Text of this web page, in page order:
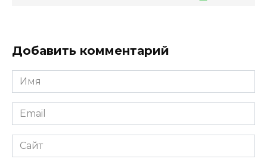
Добавить комментарий
Имя
*
Email
*
Сайт